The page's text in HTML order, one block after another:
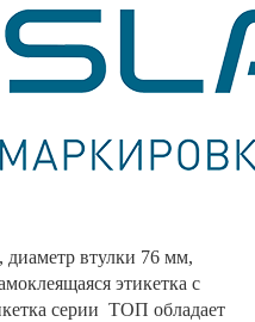
втулки 76 мм,
этикетка с
серии ТОП обладает